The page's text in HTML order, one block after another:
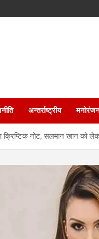
अन्तर्राष्ट्रीय
क्रिप्टिक नोट, सलमान खान को